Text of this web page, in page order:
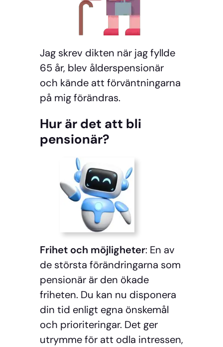
Jag skrev dikten när jag fyllde
65 år, blev ålderspensionär
och kände att förväntningarna
på mig förändras.
Hur är det att bli
pensionär?
Frihet och möjligheter: En av
de största förändringarna som
pensionär är den ökade
friheten. Du kan nu disponera
din tid enligt egna önskemål
och prioriteringar. Det ger
utrymme för att odla intressen,